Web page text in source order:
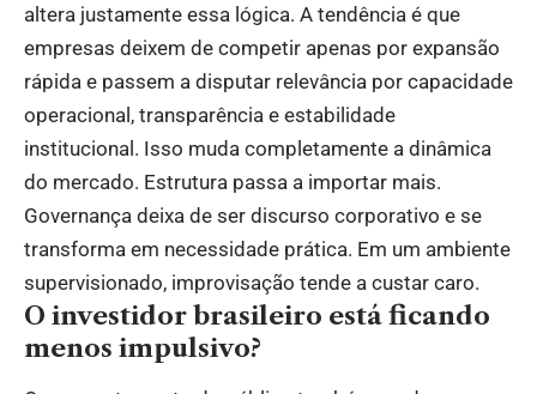
altera justamente essa lógica. A tendência é que
empresas deixem de competir apenas por expansão
rápida e passem a disputar relevância por capacidade
operacional, transparência e estabilidade
institucional. Isso muda completamente a dinâmica
do mercado. Estrutura passa a importar mais.
Governança deixa de ser discurso corporativo e se
transforma em necessidade prática. Em um ambiente
supervisionado, improvisação tende a custar caro.
O investidor brasileiro está ficando
menos impulsivo?